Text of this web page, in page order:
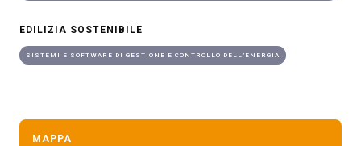
EDILIZIA SOSTENIBILE
SISTEMI E SOFTWARE DI GESTIONE E CONTROLLO DELL’ENERGIA
MAPPA